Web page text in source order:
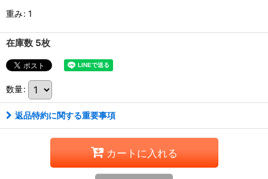
重み: 1
在庫数 5枚
数量:
返品特約に関する重要事項
カートに入れる